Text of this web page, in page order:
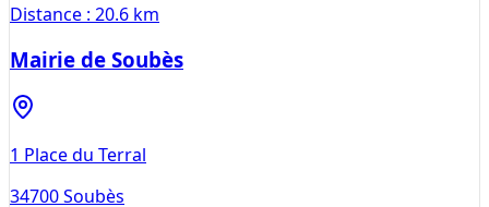
Distance : 20.6 km
Mairie de Soubès
1 Place du Terral
34700Soubès